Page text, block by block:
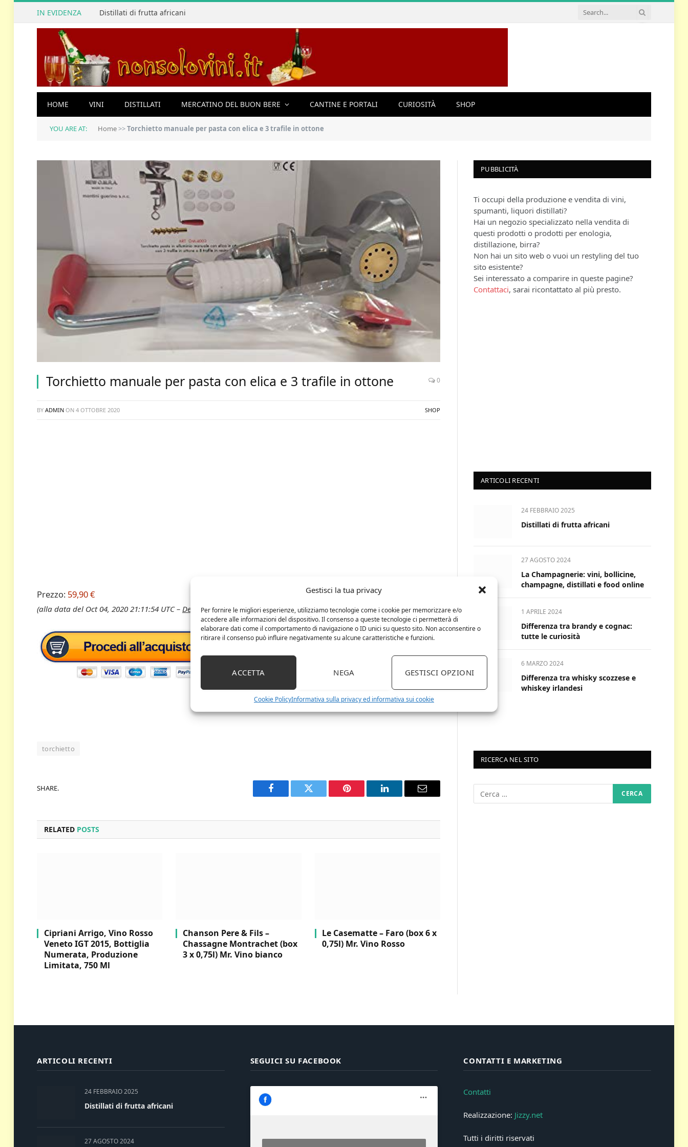
Gestisci la tua privacy
Per fornire le migliori esperienze, utilizziamo tecnologie come i cookie per memorizzare e/o
accedere alle informazioni del dispositivo. Il consenso a queste tecnologie ci permetterà di
elaborare dati come il comportamento di navigazione o ID unici su questo sito. Non acconsentire o
ritirare il consenso può influire negativamente su alcune caratteristiche e funzioni.
ACCETTA NEGA GESTISCI OPZIONI
Cookie PolicyInformativa sulla privacy ed informativa sui cookie
IN EVIDENZA Distillati di frutta africani
HOME VINI DISTILLATI MERCATINO DEL BUON BERE CANTINE E PORTALI CURIOSITÀ SHOP
YOU ARE AT: Home>>Torchietto manuale per pasta con elica e 3 trafile in ottone
Torchietto manuale per pasta con elica e 3 trafile in ottone 0
BY ADMIN ON 4 OTTOBRE 2020 SHOP
Prezzo: 59,90 €
(alla data del Oct 04, 2020 21:11:54 UTC – Dettagli)
torchietto
SHARE.
Facebook Twitter Pinterest LinkedIn Email
RELATED POSTS
Cipriani Arrigo, Vino Rosso
Veneto IGT 2015, Bottiglia
Numerata, Produzione
Limitata, 750 Ml
Chanson Pere & Fils –
Chassagne Montrachet (box
3 x 0,75l) Mr. Vino bianco
Le Casematte – Faro (box 6 x
0,75l) Mr. Vino Rosso
PUBBLICITÀ
Ti occupi della produzione e vendita di vini,
spumanti, liquori distillati?
Hai un negozio specializzato nella vendita di
questi prodotti o prodotti per enologia,
distillazione, birra?
Non hai un sito web o vuoi un restyling del tuo
sito esistente?
Sei interessato a comparire in queste pagine?
Contattaci, sarai ricontattato al più presto.
ARTICOLI RECENTI
24 FEBBRAIO 2025
Distillati di frutta africani
27 AGOSTO 2024
La Champagnerie: vini, bollicine,
champagne, distillati e food online
1 APRILE 2024
Differenza tra brandy e cognac:
tutte le curiosità
6 MARZO 2024
Differenza tra whisky scozzese e
whiskey irlandesi
RICERCA NEL SITO
ARTICOLI RECENTI
24 FEBBRAIO 2025
Distillati di frutta africani
27 AGOSTO 2024
SEGUICI SU FACEBOOK CONTATTI E MARKETING
Contatti
Realizzazione: Jizzy.net
Tutti i diritti riservati